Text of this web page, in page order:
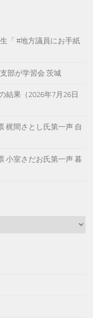
「 #地方議員にお手紙
部が学習会 茨城
結果（2026年7月26日
梶間さとし氏第一声 自
小室さだお氏第一声 暮